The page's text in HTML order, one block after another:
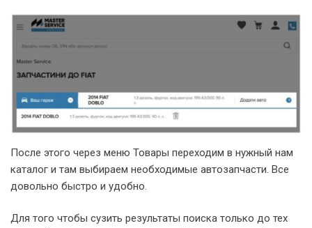
После этого через меню Товары переходим в нужный нам
каталог и там выбираем необходимые автозапчасти. Все
довольно быстро и удобно.
Для того чтобы сузить результаты поиска только до тех